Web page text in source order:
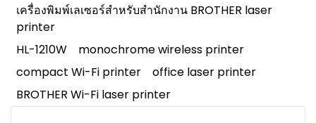
เครื่องพิมพ์เลเซอร์สำหรับสำนักงาน BROTHER laser
printer
HL-1210W
monochrome wireless printer
compact Wi-Fi printer
office laser printer
BROTHER Wi-Fi laser printer